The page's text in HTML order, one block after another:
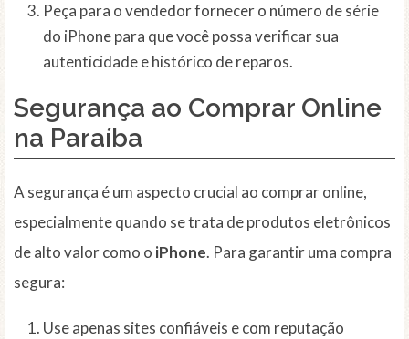
Peça para o vendedor fornecer o número de série
do iPhone para que você possa verificar sua
autenticidade e histórico de reparos.
Segurança ao Comprar Online
na Paraíba
A segurança é um aspecto crucial ao comprar online,
especialmente quando se trata de produtos eletrônicos
de alto valor como o iPhone. Para garantir uma compra
segura:
Use apenas sites confiáveis e com reputação